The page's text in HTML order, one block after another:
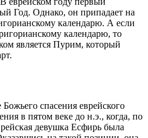
Год. Однако, он припадает на
календарю. А если
календарю, то
является Пурим, который
спасения еврейского
в пятом веке до н.э., когда, по
девушка Есфирь была